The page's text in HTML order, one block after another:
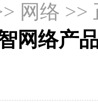
网络 >>
网络产